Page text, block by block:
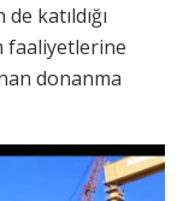
katıldığı
faaliyetlerine
donanma